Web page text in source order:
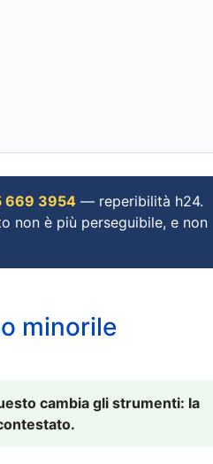
669 3954 — reperibilità h24.
non è più perseguibile, e non
minorile
cambia gli strumenti: la